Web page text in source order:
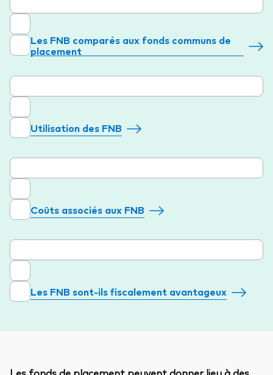
Les FNB comparés aux fonds communs de
placement
Utilisation des FNB
Coûts associés aux FNB
Les FNB sont-ils fiscalement avantageux